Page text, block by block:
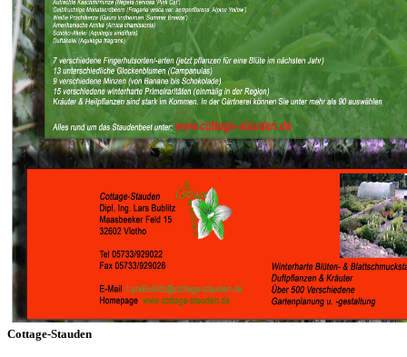
Cottage-Stauden